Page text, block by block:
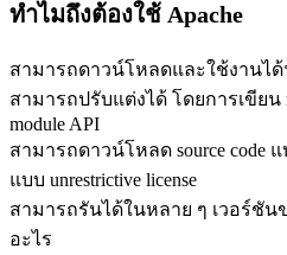
ทำไมถึงต้องใช้ Apache
สามารถดาวน์โหลดและใช้งานได้
สามารถปรับแต่งได้ โดยการเขียน
module API
สามารถดาวน์โหลด source code
แบบ unrestrictive license
สามารถรันได้ในหลาย ๆ เวอร์ชัน
อะไร